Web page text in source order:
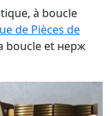
à boucle
de Pièces de
boucle et нерж